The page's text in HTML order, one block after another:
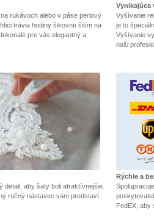
rukávoch alebo v páse perlový
trávia hodiny šikovne šitím na
pre vás elegantný a
Vynikajúca
Vyšívanie
je to
Vyšívanie
naši
detail, aby šaty boli atraktívnejšie.
ručný nástavec vám predstaví
Rýchle a
FedEX, aby